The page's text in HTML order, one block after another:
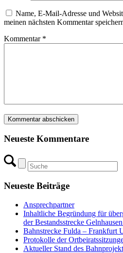
Name, E-Mail-Adresse und
meinen nächsten Kommentar
Kommentar *
Neueste Kommentare
Neueste Beiträge
Ansprechpartner
Inhaltliche Begründung für
der Bestandsstrecke
Bahnstrecke Fulda – Frankfurt
Protokolle der
Aktueller Stand des